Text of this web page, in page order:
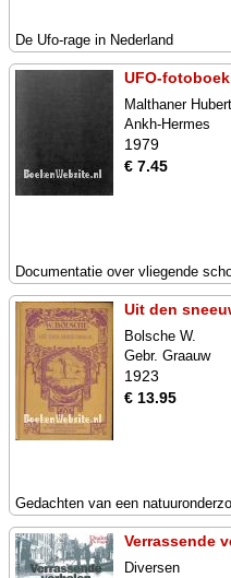
De Ufo-rage in Nederland
UFO-fotoboek
Malthaner
Ankh-Hermes
1979
€ 7.45
Documentatie over vliegende
Uit den
Bolsche W.
Gebr. Graauw
1923
€ 13.95
Gedachten van een
Verrassende
Diversen